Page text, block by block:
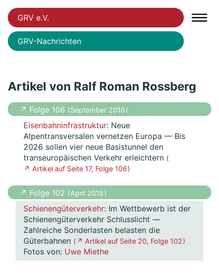
GRV e.V.
GRV-Nachrichten
Artikel von Ralf Roman Rossberg
↗ Folge 106 ( September 2016 )
Eisenbahninfrastruktur: Neue
Alpentransversalen vernetzen Europa — Bis
2026 sollen vier neue Basistunnel den
transeuropäischen Verkehr erleichtern (
↗ Artikel auf Seite 17, Folge 106 )
↗ Folge 102 ( April 2015 )
Schienengüterverkehr: Im Wettbewerb ist der
Schienengüterverkehr Schlusslicht —
Zahlreiche Sonderlasten belasten die
Güterbahnen ( ↗ Artikel auf Seite 20, Folge 102 )
Fotos von: Uwe Miethe